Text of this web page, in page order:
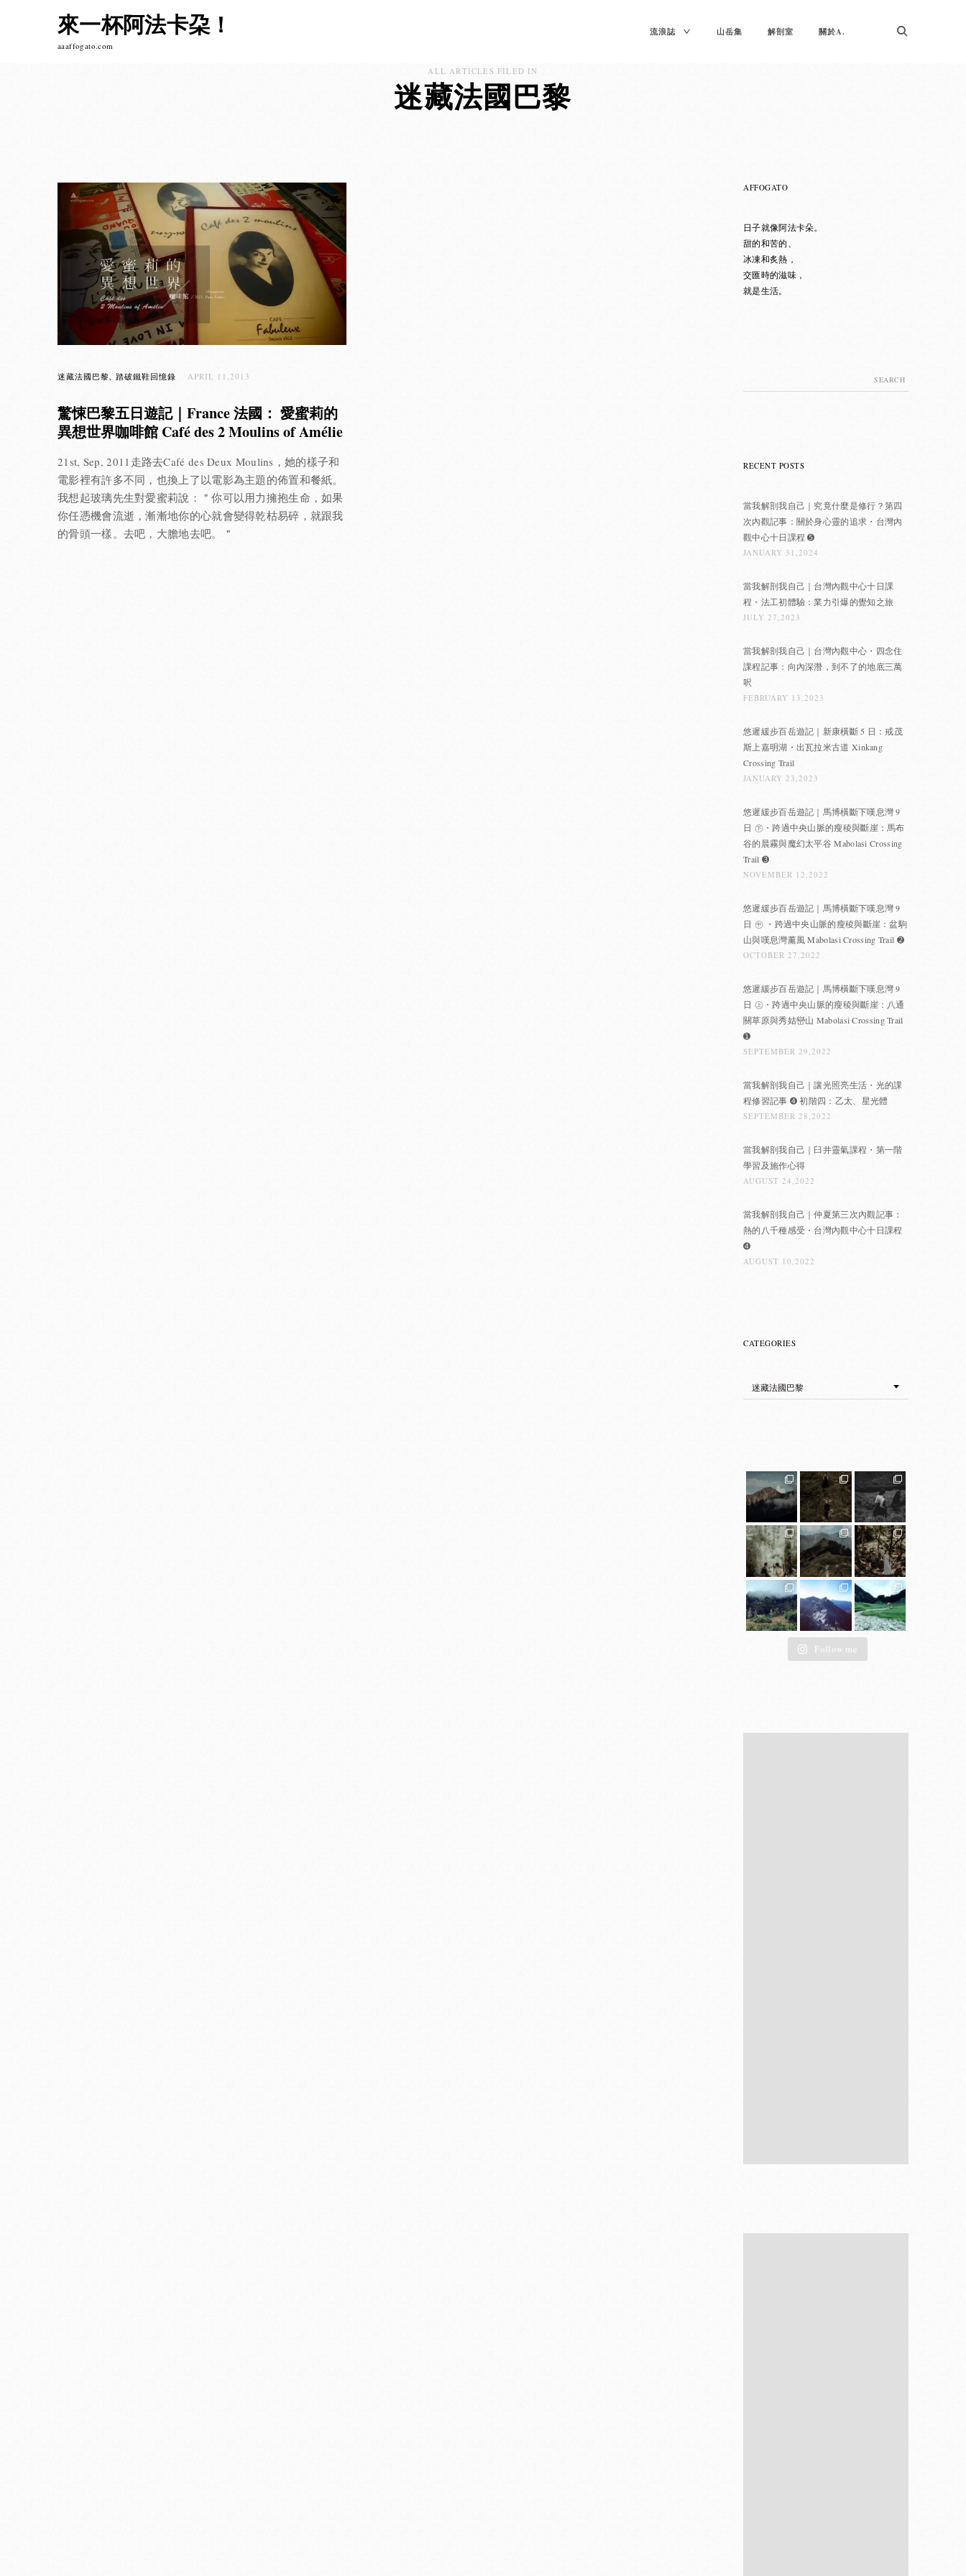
來一杯阿法卡朶！
aaaffogato.com
流浪誌 TOGGLE
CHILD
山岳集 解剖室 關於A.
ALL ARTICLES FILED IN
迷藏法國巴黎
迷藏法國巴黎 踏破鐵鞋回憶錄 APRIL 11,2013
驚悚巴黎五日遊記｜France 法國： 愛蜜莉的
異想世界咖啡館 Café des 2 Moulins of Amélie
21st, Sep, 2011走路去Café des Deux Moulins，她的樣子和
電影裡有許多不同，也換上了以電影為主題的佈置和餐紙。
我想起玻璃先生對愛蜜莉說：＂你可以用力擁抱生命，如果
你任憑機會流逝，漸漸地你的心就會變得乾枯易碎，就跟我
的骨頭一樣。去吧，大膽地去吧。＂
AFFOGATO
日子就像阿法卡朵。
甜的和苦的、
冰凍和炙熱，
交匯時的滋味，
就是生活。
for:
RECENT POSTS
當我解剖我自己｜究竟什麼是修行？第四
次內觀記事：關於身心靈的追求・台灣內
觀中心十日課程 ➎
JANUARY 31,2024
當我解剖我自己｜台灣內觀中心十日課
程・法工初體驗：業力引爆的覺知之旅
JULY 27,2023
當我解剖我自己｜台灣內觀中心・四念住
課程記事：向內深潛，到不了的地底三萬
呎
FEBRUARY 13,2023
悠遲緩步百岳遊記｜新康橫斷 5 日：戒茂
斯上嘉明湖・出瓦拉米古道 Xinkang
Crossing Trail
JANUARY 23,2023
悠遲緩步百岳遊記｜馬博橫斷下嘆息灣 9
日 ㊦・跨過中央山脈的瘦稜與斷崖：馬布
谷的晨霧與魔幻太平谷 Mabolasi Crossing
Trail ➌
NOVEMBER 12,2022
悠遲緩步百岳遊記｜馬博橫斷下嘆息灣 9
日 ㊥ ・跨過中央山脈的瘦稜與斷崖：盆駒
山與嘆息灣薰風 Mabolasi Crossing Trail ➋
OCTOBER 27,2022
悠遲緩步百岳遊記｜馬博橫斷下嘆息灣 9
日 ㊤・跨過中央山脈的瘦稜與斷崖：八通
關草原與秀姑巒山 Mabolasi Crossing Trail
➊
SEPTEMBER 29,2022
當我解剖我自己｜讓光照亮生活・光的課
程修習記事 ➍ 初階四：乙太、星光體
SEPTEMBER 28,2022
當我解剖我自己｜臼井靈氣課程・第一階
學習及施作心得
AUGUST 24,2022
當我解剖我自己｜仲夏第三次內觀記事：
熱的八千種感受・台灣內觀中心十日課程
➍
AUGUST 10,2022
CATEGORIES
Categories
Follow me